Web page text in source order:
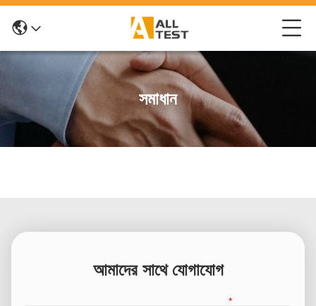
সমাধান
আমাদের সাথে যোগাযোগ